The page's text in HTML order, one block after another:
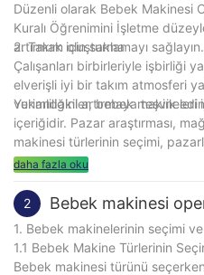
Düzenli olarak Bebek Makinesi
Kuralı Öğrenimini İşletme
artırmak için saklamayı sağlayın.
2. Takım oluşturma
Çalışanları birbirleriyle işbirliği
elverişli iyi bir takım atmosferi
verimliliğini artırmaya teşvik
Yukarıdakiler, bebek makineleri
içeriğidir. Pazar araştırması,
makinesi türlerinin seçimi,
güvenlik yönetimi, müşteri geri
makinesi mağazalarının
uzun vadeli istikrarlı operasyon
Umarım size yardımcı olur.
daha fazla oku
2 Bebek makinesi
1. Bebek makinelerinin seçimi
1.1 Bebek Makine Türlerinin
Bebek makinesi türünü